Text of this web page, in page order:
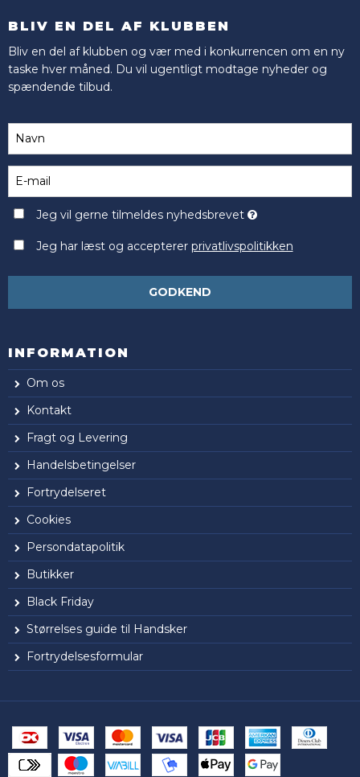
BLIV EN DEL AF KLUBBEN
Bliv en del af klubben og vær med i konkurrencen om en ny
taske hver måned. Du vil ugentligt modtage nyheder og
spændende tilbud.
Jeg vil gerne tilmeldes nyhedsbrevet
Jeg har læst og accepterer privatlivspolitikken
GODKEND
INFORMATION
Om os
Kontakt
Fragt og Levering
Handelsbetingelser
Fortrydelseret
Cookies
Persondatapolitik
Butikker
Black Friday
Størrelses guide til Handsker
Fortrydelsesformular